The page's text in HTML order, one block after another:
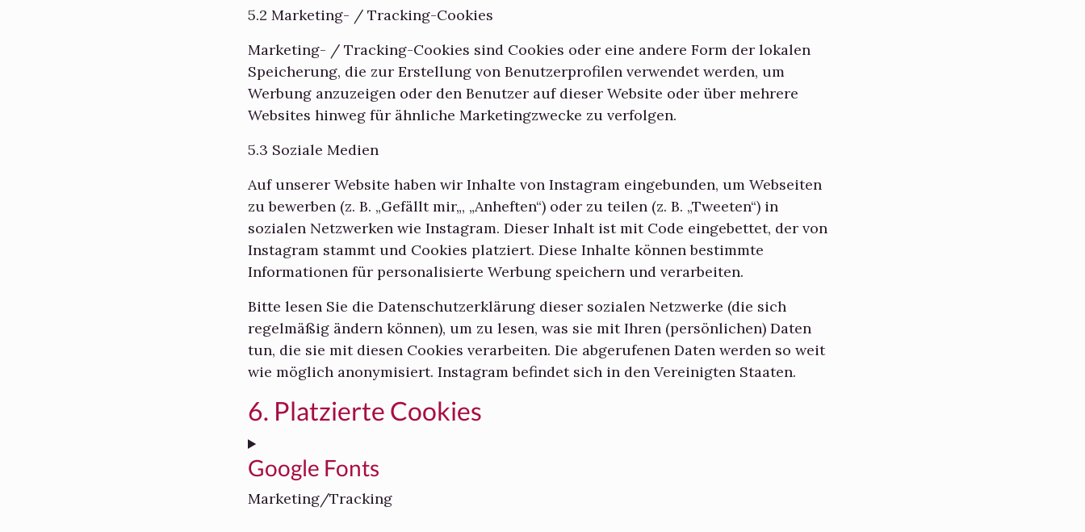
5.2 Marketing- / Tracking-Cookies
Marketing- / Tracking-Cookies sind Cookies oder eine andere Form der lokalen
Speicherung, die zur Erstellung von Benutzerprofilen verwendet werden, um
Werbung anzuzeigen oder den Benutzer auf dieser Website oder über mehrere
Websites hinweg für ähnliche Marketingzwecke zu verfolgen.
5.3 Soziale Medien
Auf unserer Website haben wir Inhalte von Instagram eingebunden, um Webseiten
zu bewerben (z. B. „Gefällt mir„, „Anheften“) oder zu teilen (z. B. „Tweeten“) in
sozialen Netzwerken wie Instagram. Dieser Inhalt ist mit Code eingebettet, der von
Instagram stammt und Cookies platziert. Diese Inhalte können bestimmte
Informationen für personalisierte Werbung speichern und verarbeiten.
Bitte lesen Sie die Datenschutzerklärung dieser sozialen Netzwerke (die sich
regelmäßig ändern können), um zu lesen, was sie mit Ihren (persönlichen) Daten
tun, die sie mit diesen Cookies verarbeiten. Die abgerufenen Daten werden so weit
wie möglich anonymisiert. Instagram befindet sich in den Vereinigten Staaten.
6. Platzierte Cookies
Google Fonts
Marketing/Tracking